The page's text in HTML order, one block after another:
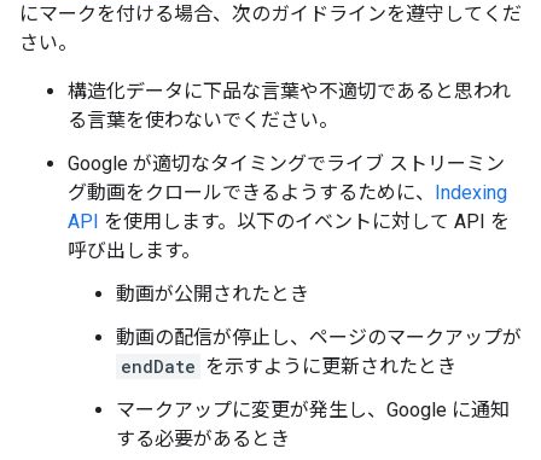
にマークを付ける場合、次のガイドラインを遵守してくだ
さい。
構造化データに下品な言葉や不適切であると思われ
る言葉を使わないでください。
Google が適切なタイミングでライブ ストリーミン
グ動画をクロールできるようするために、 Indexing
API を使用します。以下のイベントに対して API を
呼び出します。
動画が公開されたとき
動画の配信が停止し、ページのマークアップが
endDate を示すように更新されたとき
マークアップに変更が発生し、Google に通知
する必要があるとき